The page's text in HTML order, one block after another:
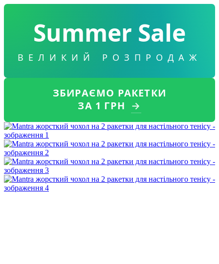
Summer Sale
ВЕЛИКИЙ РОЗПРОДАЖ
ЗБИРАЄМО РАКЕТКИ
ЗА 1 ГРН →